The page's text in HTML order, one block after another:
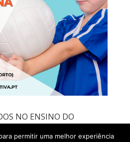
NO ENSINO DO
permitir uma melhor experiência